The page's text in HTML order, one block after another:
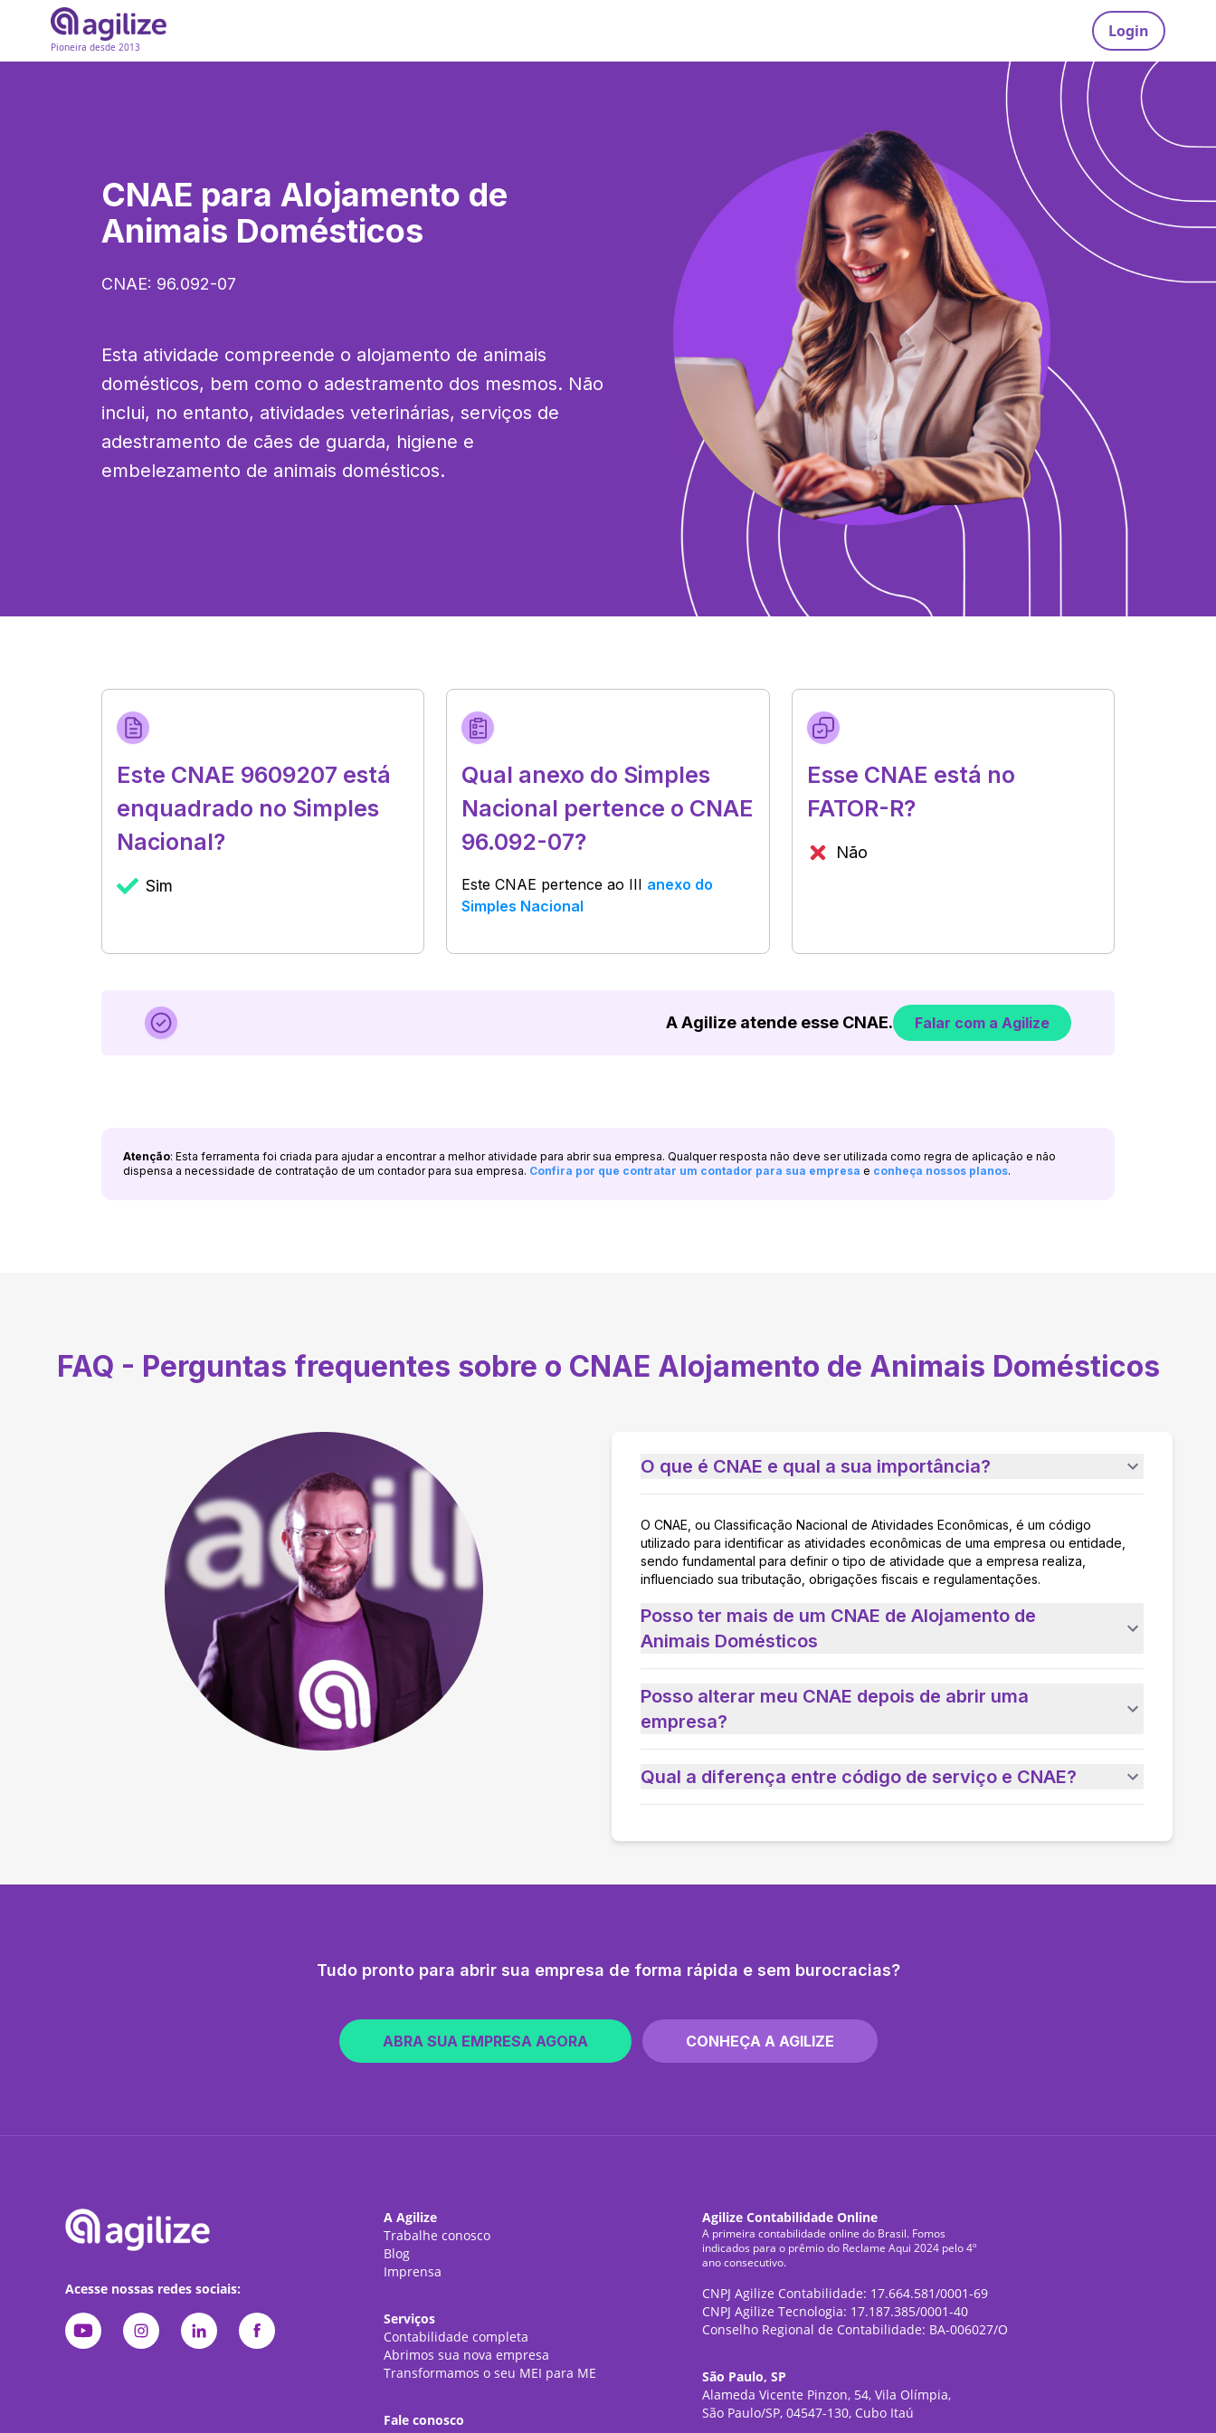
Pioneira desde 2013
Login
CNAE para Alojamento de
Animais Domésticos
CNAE: 96.092-07
Esta atividade compreende o alojamento de animais
domésticos, bem como o adestramento dos mesmos. Não
inclui, no entanto, atividades veterinárias, serviços de
adestramento de cães de guarda, higiene e
embelezamento de animais domésticos.
Este CNAE 9609207 está
enquadrado no Simples
Nacional?
Sim
Qual anexo do Simples
Nacional pertence o CNAE
96.092-07?
Este CNAE pertence ao III anexo do
Simples Nacional
Esse CNAE está no
FATOR-R?
Não
A Agilize atende esse CNAE. Falar com a Agilize
Atenção: Esta ferramenta foi criada para ajudar a encontrar a melhor atividade para abrir sua empresa. Qualquer resposta não deve ser utilizada como regra de aplicação e não
dispensa a necessidade de contratação de um contador para sua empresa. Confira por que contratar um contador para sua empresa e conheça nossos planos.
FAQ - Perguntas frequentes sobre o CNAE Alojamento de Animais Domésticos
O que é CNAE e qual a sua importância?
O CNAE, ou Classificação Nacional de Atividades Econômicas, é um código
utilizado para identificar as atividades econômicas de uma empresa ou entidade,
sendo fundamental para definir o tipo de atividade que a empresa realiza,
influenciado sua tributação, obrigações fiscais e regulamentações.
Posso ter mais de um CNAE de Alojamento de
Animais Domésticos
Posso alterar meu CNAE depois de abrir uma
empresa?
Qual a diferença entre código de serviço e CNAE?
Tudo pronto para abrir sua empresa de forma rápida e sem burocracias?
ABRA SUA EMPRESA AGORA CONHEÇA A AGILIZE
Acesse nossas redes sociais:
A Agilize
Trabalhe conosco
Blog
Imprensa
Serviços
Contabilidade completa
Abrimos sua nova empresa
Transformamos o seu MEI para ME
Fale conosco
Agilize Contabilidade Online
A primeira contabilidade online do Brasil. Fomos
indicados para o prêmio do Reclame Aqui 2024 pelo 4º
ano consecutivo.
CNPJ Agilize Contabilidade: 17.664.581/0001-69
CNPJ Agilize Tecnologia: 17.187.385/0001-40
Conselho Regional de Contabilidade: BA-006027/O
São Paulo, SP
Alameda Vicente Pinzon, 54, Vila Olímpia,
São Paulo/SP, 04547-130, Cubo Itaú